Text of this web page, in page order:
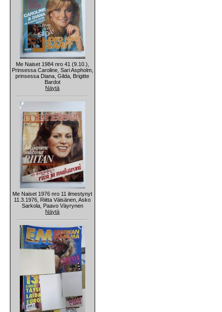
Me Naiset 1984 nro 41 (9.10.),
Prinsessa Caroline, Sari Aspholm,
prinsessa Diana, Gilda, Brigitte
Bardot
Näytä
Me Naiset 1976 nro 11 ilmestynyt
11.3.1976, Riitta Väisänen, Asko
Sarkola, Paavo Väyrynen
Näytä